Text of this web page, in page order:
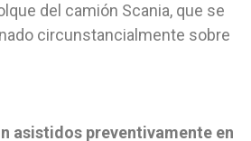
del camión Scania, que se
circunstancialmente sobre
asistidos preventivamente en